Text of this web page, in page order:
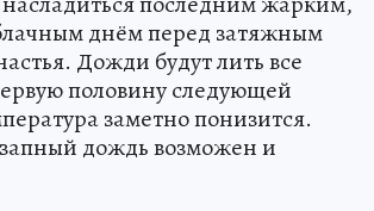
днём перед затяжным
Дожди будут лить все
половину следующей
заметно понизится.
дождь возможен и